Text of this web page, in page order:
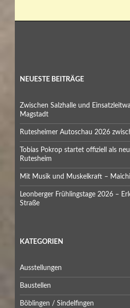
NEUESTE BEITRÄGE
Zwischen Salzhalle und
Magstadt
Rutesheimer Autoschau 2026
Tobias Pokrop startet offiziell als
Rutesheim
Mit Musik und Muskelkraft –
Leonberger Frühlingstage 2026 –
Straße
KATEGORIEN
Ausstellungen
Baustellen
Böblingen / Sindelfingen